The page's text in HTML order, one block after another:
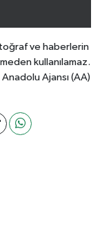
ve haberlerin
kullanılamaz.
Ajansı (AA)